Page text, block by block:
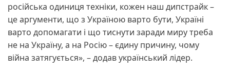
російська одиниця техніки, кожен наш дипстрайк –
це аргументи, що з Україною варто бути, Україні
варто допомагати і що тиснути заради миру треба
не на Україну, а на Росію – єдину причину, чому
війна затягується», – додав український лідер.